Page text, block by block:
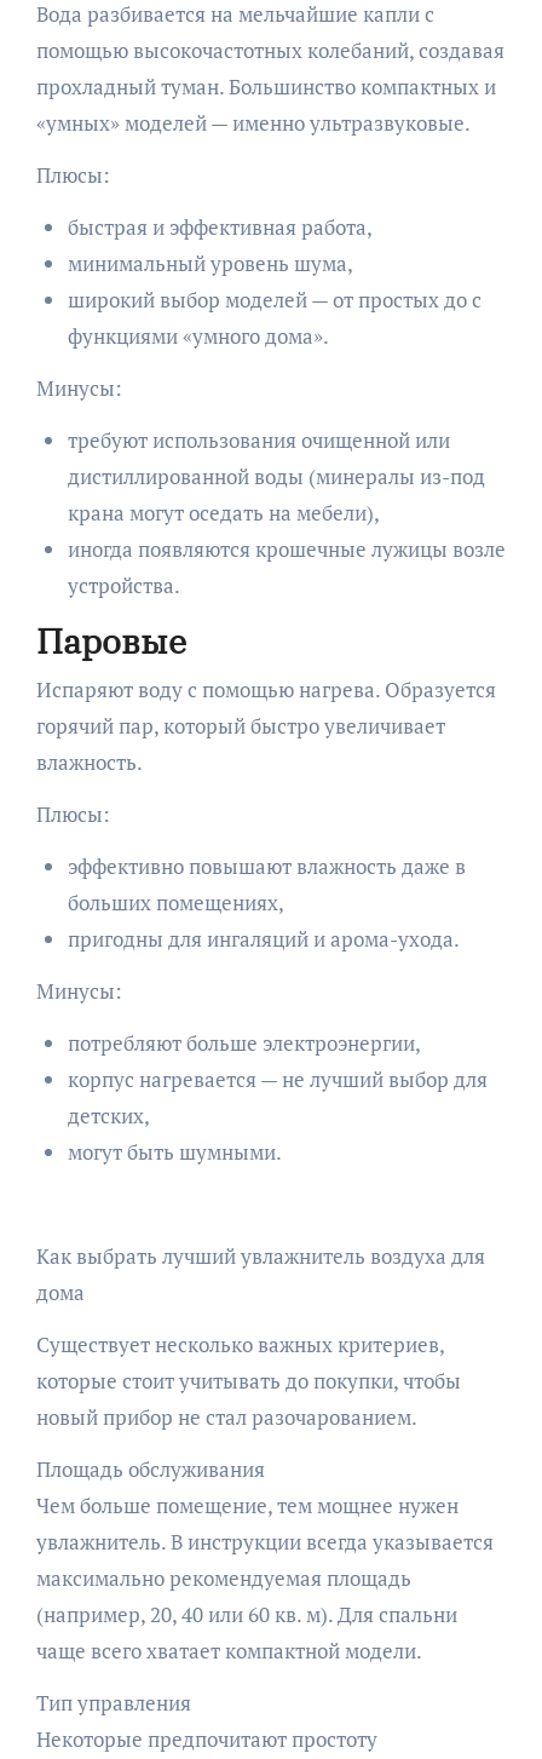
Вода разбивается на мельчайшие капли с
помощью высокочастотных колебаний, создавая
прохладный туман. Большинство компактных и
«умных» моделей — именно ультразвуковые.
Плюсы:
быстрая и эффективная работа,
минимальный уровень шума,
широкий выбор моделей — от простых до с
функциями «умного дома».
Минусы:
требуют использования очищенной или
дистиллированной воды (минералы из-под
крана могут оседать на мебели),
иногда появляются крошечные лужицы возле
устройства.
Паровые
Испаряют воду с помощью нагрева. Образуется
горячий пар, который быстро увеличивает
влажность.
Плюсы:
эффективно повышают влажность даже в
больших помещениях,
пригодны для ингаляций и арома-ухода.
Минусы:
потребляют больше электроэнергии,
корпус нагревается — не лучший выбор для
детских,
могут быть шумными.
Как выбрать лучший увлажнитель воздуха для
дома
Существует несколько важных критериев,
которые стоит учитывать до покупки, чтобы
новый прибор не стал разочарованием.
Площадь обслуживания
Чем больше помещение, тем мощнее нужен
увлажнитель. В инструкции всегда указывается
максимально рекомендуемая площадь
(например, 20, 40 или 60 кв. м). Для спальни
чаще всего хватает компактной модели.
Тип управления
Некоторые предпочитают простоту